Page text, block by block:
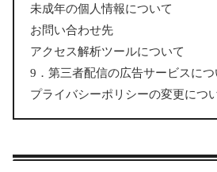
未成年の個人情報について
お問い合わせ先
アクセス解析ツールについて
9．第三者配信の広告サービスにつ
プライバシーポリシーの変更につ